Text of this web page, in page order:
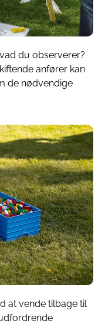
du observerer?
anfører kan
de nødvendige
at vende tilbage til